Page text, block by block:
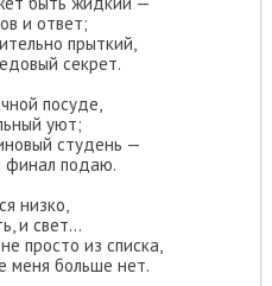
и ответ;
прыткий,
секрет.
посуде,
уют;
студень —
финал подаю.
низко,
и свет…
просто из списка,
меня больше нет.